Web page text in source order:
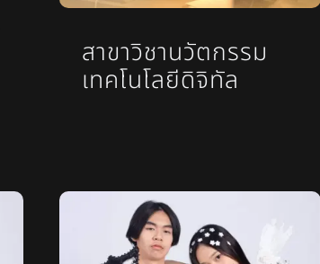
สาขาวิชานวัตกรรม
เทคโนโลยีดิจิทัล